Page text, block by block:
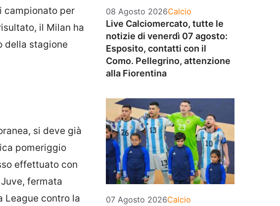
campionato per
il Milan ha
della stagione
si deve già
pomeriggio
effettuato con
fermata
League contro la
08 Agosto 2026Categorie
Calcio
Live Calciomercato, tutte le
notizie di venerdì 07 agosto:
Esposito, contatti con il
Como. Pellegrino, attenzione
alla Fiorentina
07 Agosto 2026Categorie
Calcio